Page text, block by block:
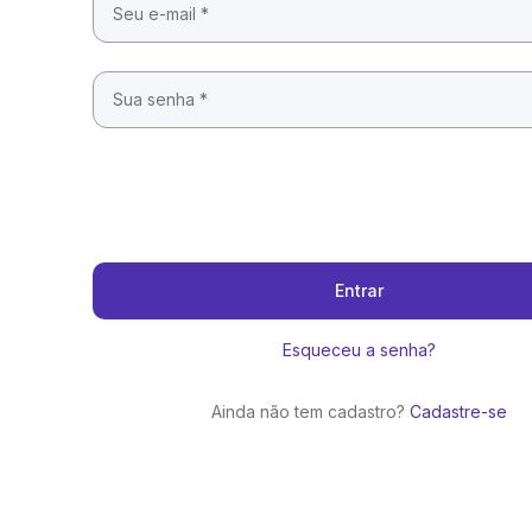
Entrar
Esqueceu a senha?
Ainda não tem cadastro? Cadastre-se